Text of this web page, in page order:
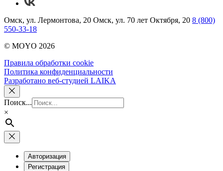
Омск, ул. Лермонтова, 20 Омск, ул. 70 лет Октября, 20 8 (800)
550-33-18
© MOYO 2026
Правила обработки cookie
Политика конфиденциальности
Разработано веб-студией LAIKA
Поиск...
×
Авторизация
Регистрация